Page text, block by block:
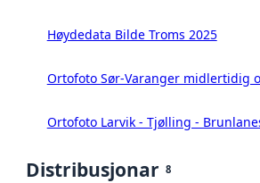
Høydedata Bilde Troms 2025
Ortofoto Sør-Varanger midlertidig
Ortofoto Larvik - Tjølling -
Distribusjonar 8